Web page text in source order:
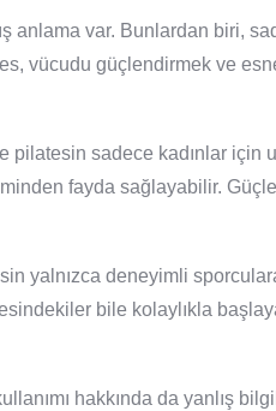
anlama var. Bunlardan biri,
vücudu güçlendirmek ve
pilatesin sadece kadınlar
fayda sağlayabilir.
yalnızca deneyimli
bile kolaylıkla
hakkında da yanlış